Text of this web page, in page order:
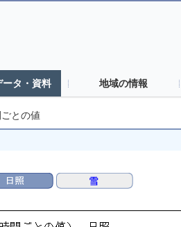
ータ・資料 地域の情報
ごとの値